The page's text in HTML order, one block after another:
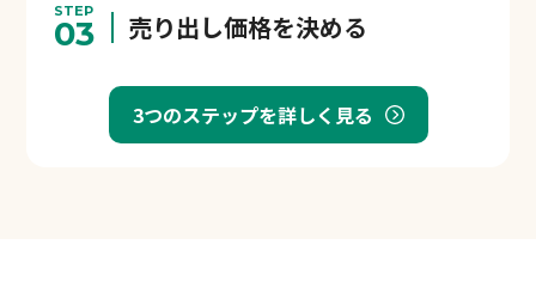
STEP
03 売り出し価格を決める
3つのステップを詳しく見る